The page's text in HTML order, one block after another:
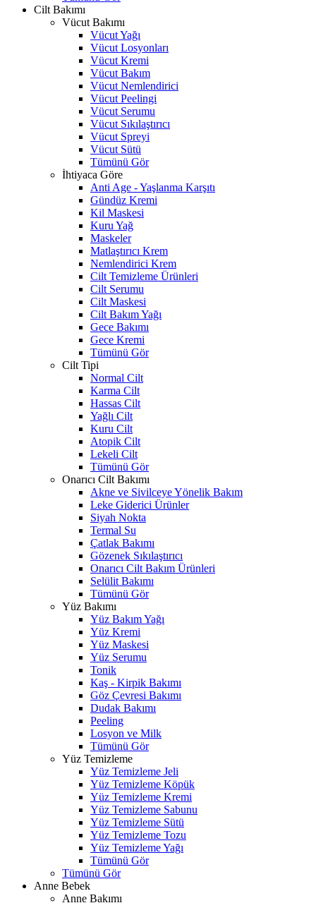
Cilt Bakımı
Vücut Bakımı
Vücut Yağı
Vücut Losyonları
Vücut Kremi
Vücut Bakım
Vücut Nemlendirici
Vücut Peelingi
Vücut Serumu
Vücut Sıkılaştırıcı
Vücut Spreyi
Vücut Sütü
Tümünü Gör
İhtiyaca Göre
Anti Age - Yaşlanma Karşıtı
Gündüz Kremi
Kil Maskesi
Kuru Yağ
Maskeler
Matlaştırıcı Krem
Nemlendirici Krem
Cilt Temizleme Ürünleri
Cilt Serumu
Cilt Maskesi
Cilt Bakım Yağı
Gece Bakımı
Gece Kremi
Tümünü Gör
Cilt Tipi
Normal Cilt
Karma Cilt
Hassas Cilt
Yağlı Cilt
Kuru Cilt
Atopik Cilt
Lekeli Cilt
Tümünü Gör
Onarıcı Cilt Bakımı
Akne ve Sivilceye Yönelik Bakım
Leke Giderici Ürünler
Siyah Nokta
Termal Su
Çatlak Bakımı
Gözenek Sıkılaştırıcı
Onarıcı Cilt Bakım Ürünleri
Selülit Bakımı
Tümünü Gör
Yüz Bakımı
Yüz Bakım Yağı
Yüz Kremi
Yüz Maskesi
Yüz Serumu
Tonik
Kaş - Kirpik Bakımı
Göz Çevresi Bakımı
Dudak Bakımı
Peeling
Losyon ve Milk
Tümünü Gör
Yüz Temizleme
Yüz Temizleme Jeli
Yüz Temizleme Köpük
Yüz Temizleme Kremi
Yüz Temizleme Sabunu
Yüz Temizleme Sütü
Yüz Temizleme Tozu
Yüz Temizleme Yağı
Tümünü Gör
Tümünü Gör
Anne Bebek
Anne Bakımı